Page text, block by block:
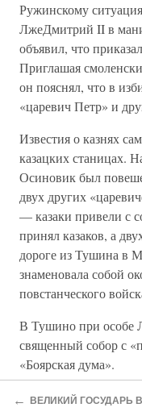
Ружинскому
ЛжеДмитрий II в
объявил, что
Приглашая
он пояснял, что в
«царевич Петр» и
Известия о казнях
казацких станицах.
Осиновик был
двух других
— казаки привели с
принял казаков, а
дороге из Тушина в
знаменовала собой
повстанческого
В Тушино при особе
священный собор с
«Боярская дума».
По милости
←